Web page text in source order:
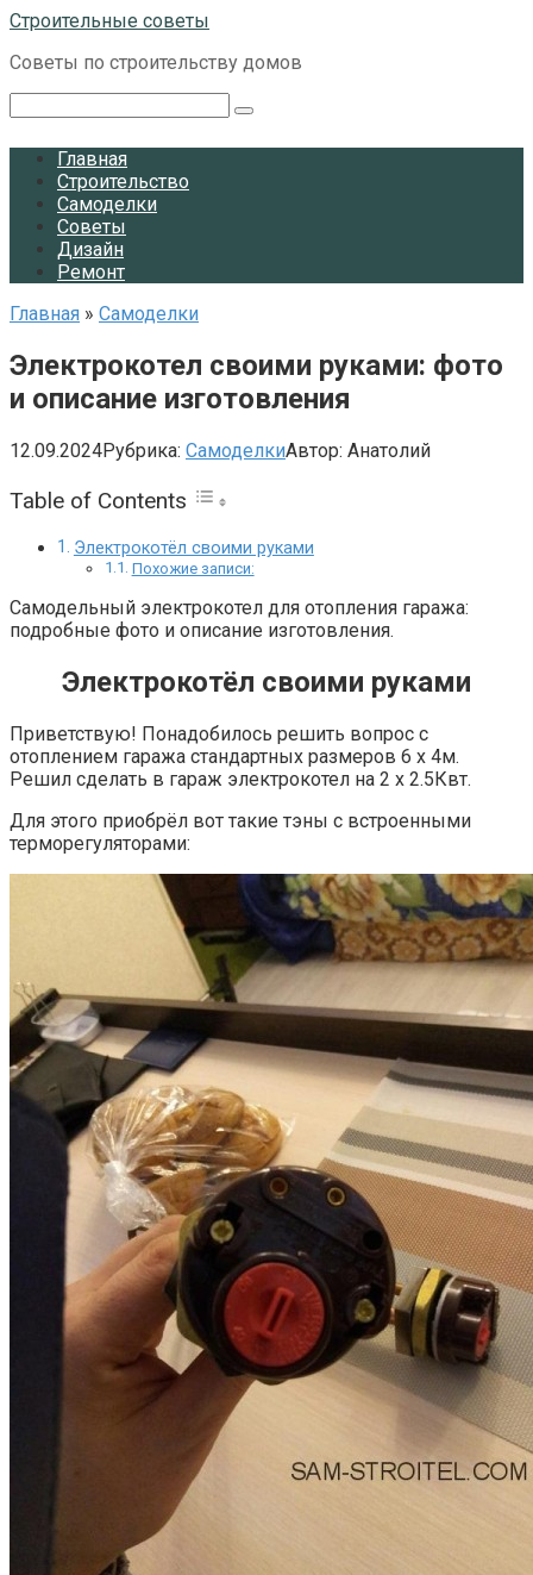
Перейти
контенту
Строительные советы
Советы по строительству домов
Главная
Строительство
Самоделки
Советы
Дизайн
Ремонт
Главная » Самоделки
Электрокотел своими руками: фото
и описание изготовления
12.09.2024Рубрика: СамоделкиАвтор: Анатолий
Table of Contents
Электрокотёл своими руками
Похожие записи:
Самодельный электрокотел для отопления гаража:
подробные фото и описание изготовления.
Электрокотёл своими руками
Приветствую! Понадобилось решить вопрос с
отоплением гаража стандартных размеров 6 х 4м.
Решил сделать в гараж электрокотел на 2 х 2.5Квт.
Для этого приобрёл вот такие тэны с встроенными
терморегуляторами: